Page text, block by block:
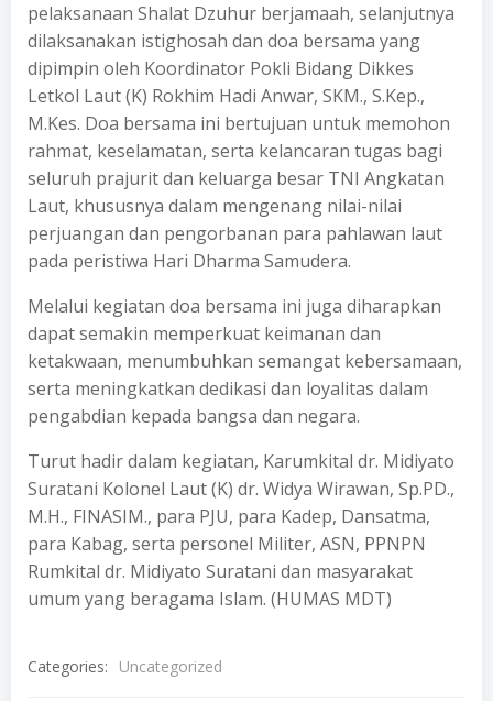
pelaksanaan Shalat Dzuhur berjamaah, selanjutnya
dilaksanakan istighosah dan doa bersama yang
dipimpin oleh Koordinator Pokli Bidang Dikkes
Letkol Laut (K) Rokhim Hadi Anwar, SKM., S.Kep.,
M.Kes. Doa bersama ini bertujuan untuk memohon
rahmat, keselamatan, serta kelancaran tugas bagi
seluruh prajurit dan keluarga besar TNI Angkatan
Laut, khususnya dalam mengenang nilai-nilai
perjuangan dan pengorbanan para pahlawan laut
pada peristiwa Hari Dharma Samudera.
Melalui kegiatan doa bersama ini juga diharapkan
dapat semakin memperkuat keimanan dan
ketakwaan, menumbuhkan semangat kebersamaan,
serta meningkatkan dedikasi dan loyalitas dalam
pengabdian kepada bangsa dan negara.
Turut hadir dalam kegiatan, Karumkital dr. Midiyato
Suratani Kolonel Laut (K) dr. Widya Wirawan, Sp.PD.,
M.H., FINASIM., para PJU, para Kadep, Dansatma,
para Kabag, serta personel Militer, ASN, PPNPN
Rumkital dr. Midiyato Suratani dan masyarakat
umum yang beragama Islam. (HUMAS MDT)
Categories: Uncategorized